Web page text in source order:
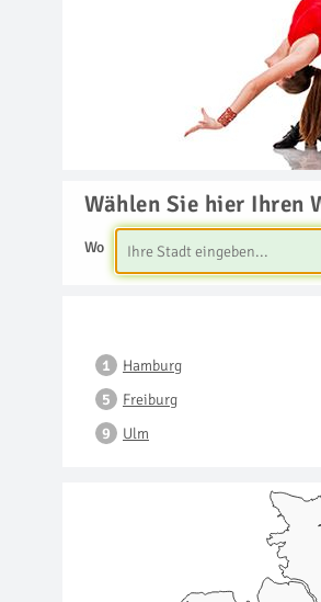
Wählen Sie hier Ihren
Wo
Hamburg
Freiburg
Ulm